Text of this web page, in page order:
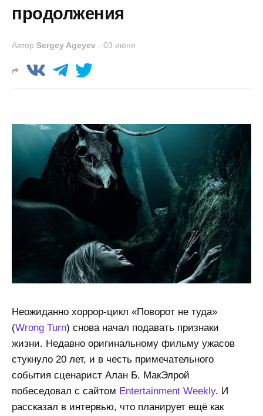
продолжения
Автор Sergey Ageyev - 03 июня
Неожиданно хоррор-цикл «Поворот не туда»
(Wrong Turn) снова начал подавать признаки
жизни. Недавно оригинальному фильму ужасов
стукнуло 20 лет, и в честь примечательного
события сценарист Алан Б. МакЭлрой
побеседовал с сайтом Entertainment Weekly. И
рассказал в интервью, что планирует ещё как